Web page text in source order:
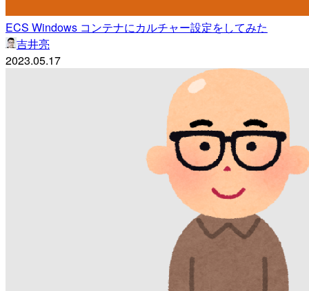
ECS Windows コンテナにカルチャー設定をしてみた
吉井亮
2023.05.17